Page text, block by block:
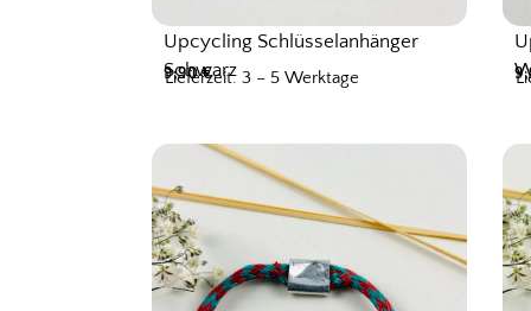
Upcycling Schlüsselanhänger
Schwarz
9,90€
Lieferzeit: 3 – 5 Werktage